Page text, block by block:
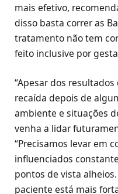
mais efetivo,
disso basta correr as
tratamento não tem
feito inclusive por
“Apesar dos
recaída depois de
ambiente e situações
venha a lidar
“Precisamos levar em
influenciados
pontos de vista
paciente está mais